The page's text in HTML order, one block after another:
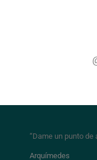
“Dame un punto de
Arquímedes